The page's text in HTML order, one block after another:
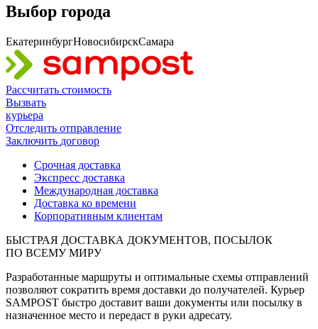
Выбор города
ЕкатеринбургНовосибирскСамара
Рассчитать стоимость
Вызвать
курьера
Отследить отправление
Заключить договор
Срочная доставка
Экспресс доставка
Международная доставка
Доставка ко времени
Корпоративным клиентам
БЫСТРАЯ ДОСТАВКА ДОКУМЕНТОВ, ПОСЫЛОК
ПО ВСЕМУ МИРУ
Разработанные маршруты и оптимальные схемы отправлений
позволяют сократить время доставки до получателей. Курьер
SAMPOST быстро доставит ваши документы или посылку в
назначенное место и передаст в руки адресату.